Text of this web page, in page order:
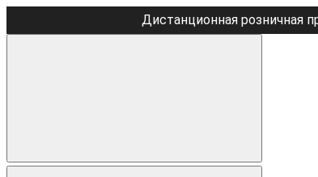
Дистанционная розничная